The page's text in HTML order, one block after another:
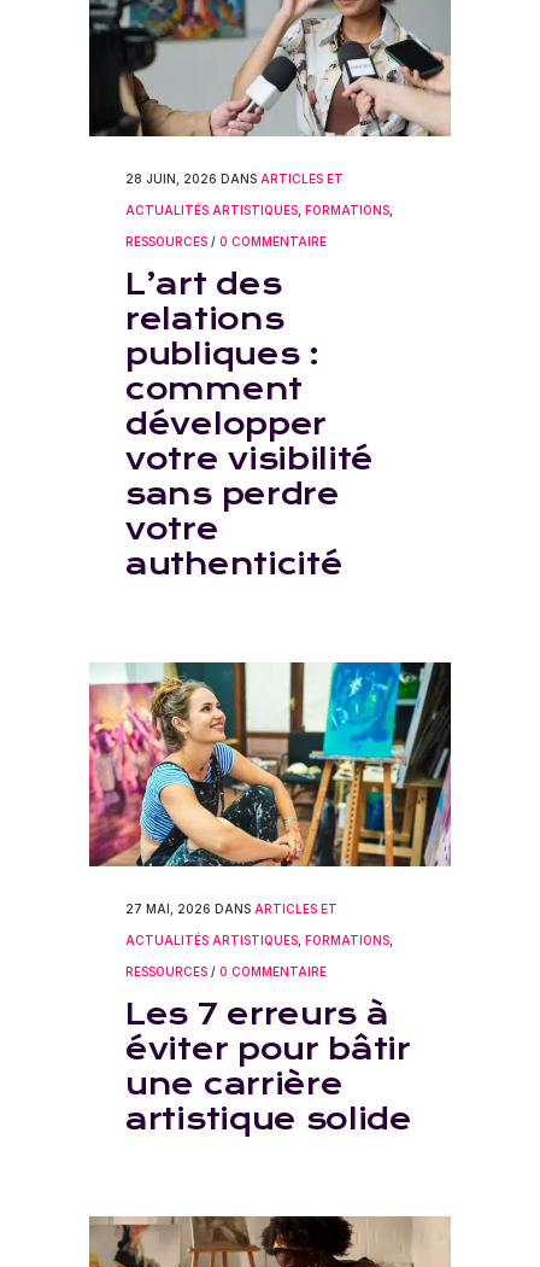
28 JUIN, 2026 DANS ARTICLES ET
ACTUALITÉS ARTISTIQUES FORMATIONS
RESSOURCES / 0 COMMENTAIRE
L’art des
relations
publiques :
comment
développer
votre visibilité
sans perdre
votre
authenticité
27 MAI, 2026 DANS ARTICLES ET
ACTUALITÉS ARTISTIQUES FORMATIONS
RESSOURCES / 0 COMMENTAIRE
Les 7 erreurs à
éviter pour bâtir
une carrière
artistique solide